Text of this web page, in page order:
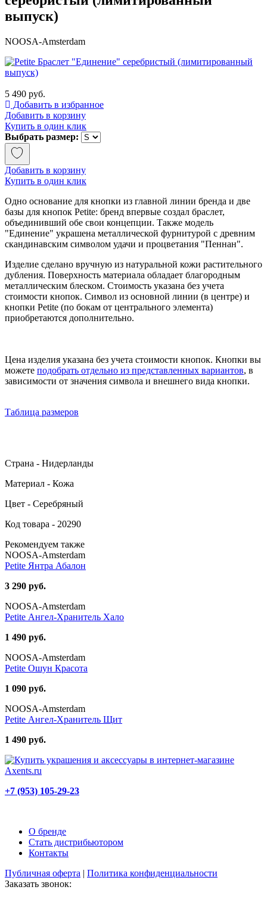
выпуск)
NOOSA-Amsterdam
5 490 руб.
Добавить в избранное
Добавить в корзину
Купить в один клик
Выбрать размер:
Добавить в корзину
Купить в один клик
Одно основание для кнопки из главной линии бренда и две
базы для кнопок Petite: бренд впервые создал браслет,
объединивший обе свои концепции. Также модель
"Единение" украшена металлической фурнитурой с древним
скандинавским символом удачи и процветания "Пеннан".
Изделие сделано вручную из натуральной кожи растительного
дубления. Поверхность материала обладает благородным
металлическим блеском. Стоимость указана без учета
стоимости кнопок. Символ из основной линии (в центре) и
кнопки Petite (по бокам от центрального элемента)
приобретаются дополнительно.
Цена изделия указана без учета стоимости кнопок. Кнопки вы
можете подобрать отдельно из представленных вариантов, в
зависимости от значения символа и внешнего вида кнопки.
Таблица размеров
Страна - Нидерланды
Материал - Кожа
Цвет - Серебряный
Код товара - 20290
Рекомендуем также
NOOSA-Amsterdam
Petite Янтра Абалон
3 290 руб.
NOOSA-Amsterdam
Petite Ангел-Хранитель Хало
1 490 руб.
NOOSA-Amsterdam
Petite Ошун Красота
1 090 руб.
NOOSA-Amsterdam
Petite Ангел-Хранитель Щит
1 490 руб.
+7 (953) 105-29-23
О бренде
Стать дистрибьютором
Контакты
Публичная оферта | Политика конфиденциальности
Заказать звонок: